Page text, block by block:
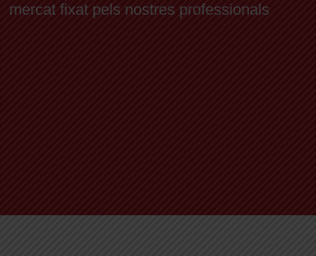
mercat fixat pels nostres professionals